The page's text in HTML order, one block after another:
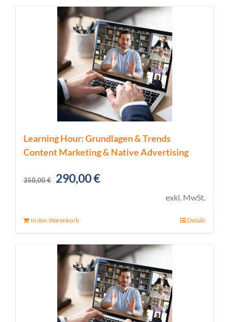
Learning Hour: Grundlagen & Trends
Content Marketing & Native Advertising
350,00€
Ursprünglicher
290,00€Aktueller
exkl. MwSt.
In den Warenkorb Details